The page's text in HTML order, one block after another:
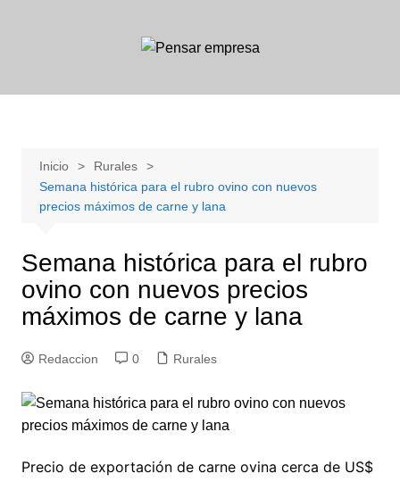
Inicio
Rurales
Semana histórica para el rubro ovino con nuevos
precios máximos de carne y lana
Semana histórica para el rubro
ovino con nuevos precios
máximos de carne y lana
Redaccion 0 Rurales
Precio de exportación de carne ovina cerca de US$